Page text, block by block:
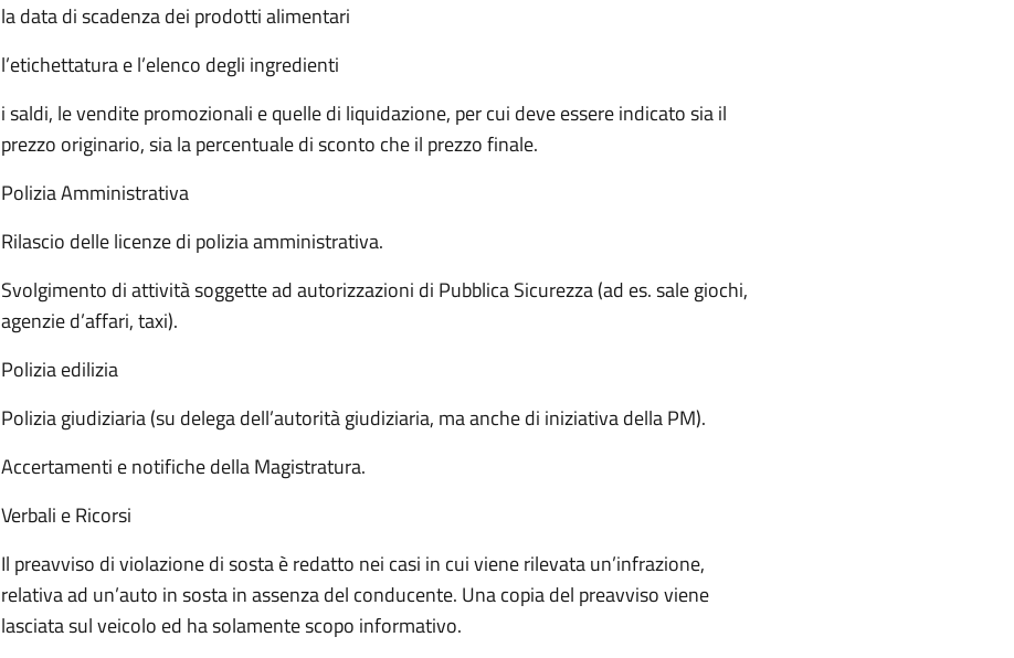
la data di scadenza dei prodotti alimentari
l’etichettatura e l’elenco degli ingredienti
i saldi, le vendite promozionali e quelle di liquidazione, per cui deve essere indicato sia il
prezzo originario, sia la percentuale di sconto che il prezzo finale.
Polizia Amministrativa
Rilascio delle licenze di polizia amministrativa.
Svolgimento di attività soggette ad autorizzazioni di Pubblica Sicurezza (ad es. sale giochi,
agenzie d’affari, taxi).
Polizia edilizia
Polizia giudiziaria (su delega dell’autorità giudiziaria, ma anche di iniziativa della PM).
Accertamenti e notifiche della Magistratura.
Verbali e Ricorsi
Il preavviso di violazione di sosta è redatto nei casi in cui viene rilevata un’infrazione,
relativa ad un’auto in sosta in assenza del conducente. Una copia del preavviso viene
lasciata sul veicolo ed ha solamente scopo informativo.